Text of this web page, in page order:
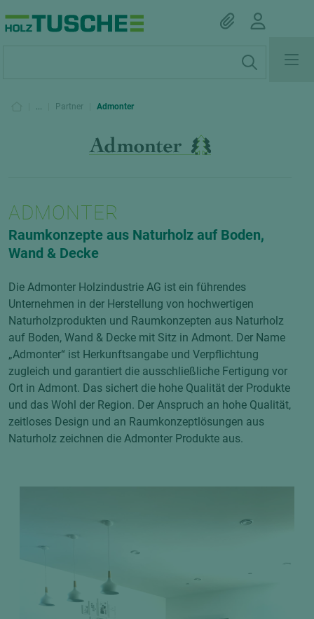
... Partner Admonter
ADMONTER
Raumkonzepte aus Naturholz auf Boden,
Wand & Decke
Die Admonter Holzindustrie AG ist ein führendes
Unternehmen in der Herstellung von hochwertigen
Naturholzprodukten und Raumkonzepten aus Naturholz
auf Boden, Wand & Decke mit Sitz in Admont. Der Name
„Admonter“ ist Herkunftsangabe und Verpflichtung
zugleich und garantiert die ausschließliche Fertigung vor
Ort in Admont. Das sichert die hohe Qualität der Produkte
und das Wohl der Region. Der Anspruch an hohe Qualität,
zeitloses Design und an Raumkonzeptlösungen aus
Naturholz zeichnen die Admonter Produkte aus.